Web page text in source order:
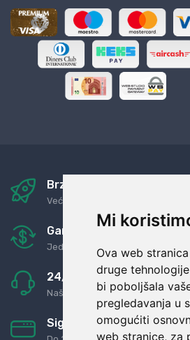
Mi
Ova web
druge
bi poboljšala
pregledavanja u
omogućiti
web stranice, za
Brza i sigurna dostava
Već za nekoliko dana kod vas
Garancija u povrat
Jednostavno pravilo: Roba za
24/7 odlična podrška
Naši agenti uvijek na
Sigurno obročno plaćanje